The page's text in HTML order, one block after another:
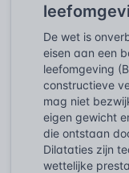
De wet is
eisen aan een
leefomgeving
constructieve
mag niet
eigen gewicht
die ontstaan
Dilataties zijn
wettelijke